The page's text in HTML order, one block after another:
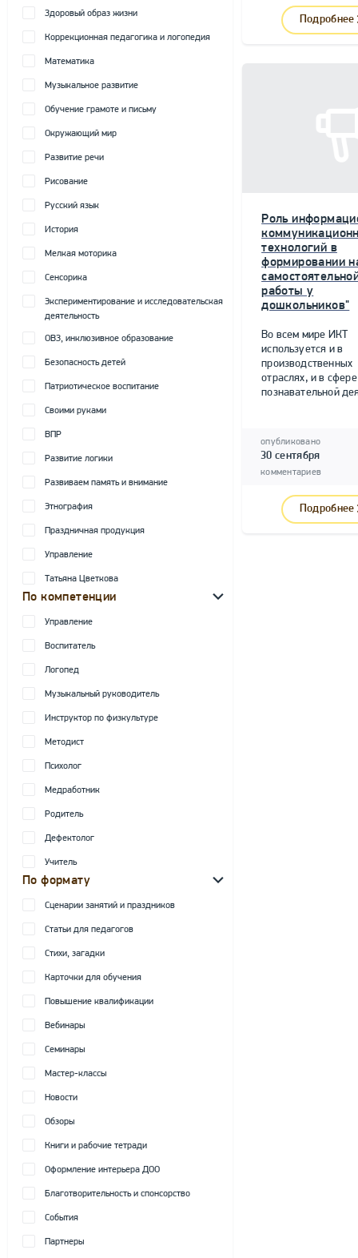
Здоровый образ жизни
Коррекционная педагогика и логопедия
Математика
Музыкальное развитие
Обучение грамоте и письму
Окружающий мир
Развитие речи
Рисование
Русский язык
История
Мелкая моторика
Сенсорика
Экспериментирование и исследовательская
деятельность
ОВЗ, инклюзивное образование
Безопасность детей
Патриотическое воспитание
Своими руками
ВПР
Развитие логики
Развиваем память и внимание
Этнография
Праздничная продукция
Управление
Татьяна Цветкова
По компетенции
Управление
Воспитатель
Логопед
Музыкальный руководитель
Инструктор по физкультуре
Методист
Психолог
Медработник
Родитель
Дефектолог
Учитель
По формату
Сценарии занятий и праздников
Статьи для педагогов
Стихи, загадки
Карточки для обучения
Повышение квалификации
Вебинары
Семинары
Мастер-классы
Новости
Обзоры
Книги и рабочие тетради
Оформление интерьера ДОО
Благотворительность и спонсорство
События
Партнеры
Подробнее
Роль
технологий в
формировании
работы у
дошкольников"
Во всем мире ИКТ
используется и в
производственных
отраслях, и в сфере
познавательной
опубликовано
30 сентября
комментариев
Подробнее